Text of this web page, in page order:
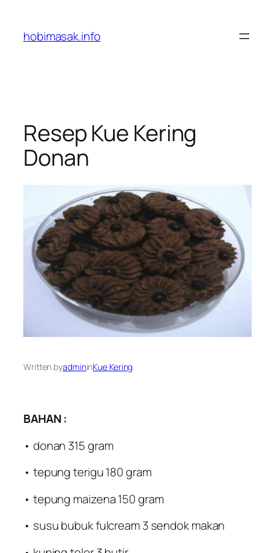
content
hobimasak.info
Resep Kue Kering
Donan
Written byadmininKue Kering
BAHAN :
• donan 315 gram
• tepung terigu 180 gram
• tepung maizena 150 gram
• susu bubuk fulcream 3 sendok makan